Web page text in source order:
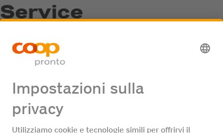
Service
Offerte di lavoro
Nessuna offerta di lavoro